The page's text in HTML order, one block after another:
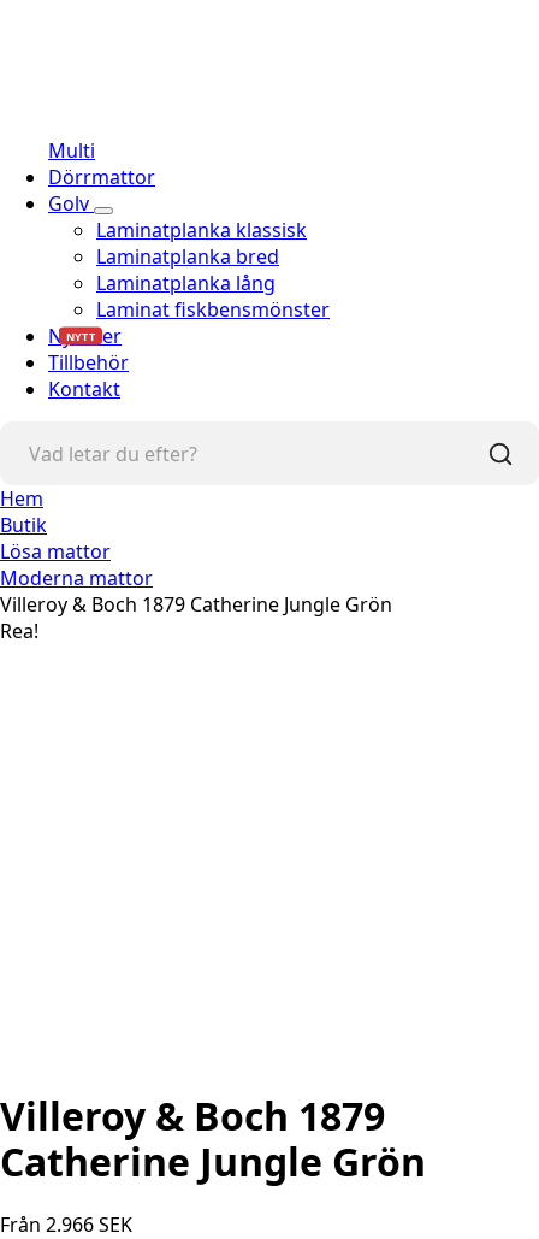
Multi
Dörrmattor
Golv
Laminatplanka klassisk
Laminatplanka bred
Laminatplanka lång
Laminat fiskbensmönster
Nyheter
NYTT
Tillbehör
Kontakt
Hem
Butik
Lösa mattor
Moderna mattor
Villeroy & Boch 1879 Catherine Jungle Grön
Rea!
Villeroy & Boch 1879
Catherine Jungle Grön
Från 2.966SEK